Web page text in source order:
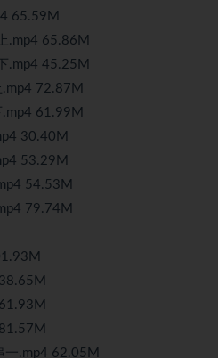
65.59M
.mp4 65.86M
.mp4 45.25M
72.87M
61.99M
30.40M
53.29M
54.53M
79.74M
一.mp4 62.05M